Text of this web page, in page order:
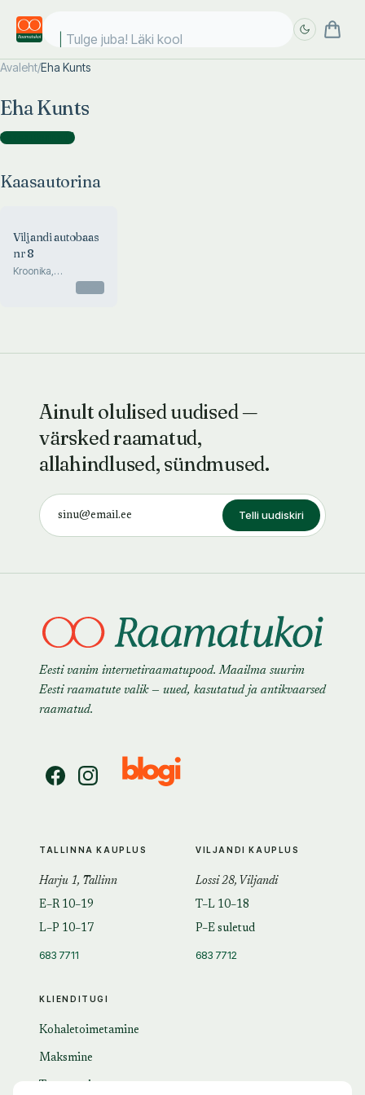
Tulge juba! Läki kooli
Avaleht/Eha Kunts
Eha Kunts
Kaasautorina )
Kaasautorina
Viljandi autobaas
nr 8
Kroonika,
Ainult olulised uudised —
värsked raamatud,
allahindlused, sündmused.
Telli uudiskiri
Eesti vanim internetiraamatupood. Maailma suurim
Eesti raamatute valik — uued, kasutatud ja antikvaarsed
raamatud.
KLIENDITUGI
Kohaletoimetamine
Maksmine
TALLINNA KAUPLUS
Harju 1, Tallinn
E–R 10–19
L–P 10–17
683 7711
VILJANDI KAUPLUS
Lossi 28, Viljandi
T–L 10–18
P–E suletud
683 7712